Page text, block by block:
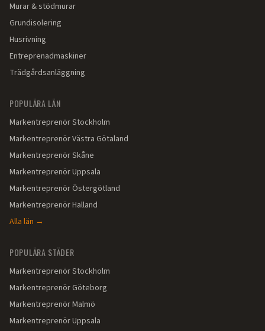
Murar & stödmurar
Grundisolering
Husrivning
Entreprenadmaskiner
Trädgårdsanläggning
POPULÄRA LÄN
MarkentreprenörStockholm
MarkentreprenörVästra Götaland
MarkentreprenörSkåne
MarkentreprenörUppsala
MarkentreprenörÖstergötland
MarkentreprenörHalland
Alla län →
POPULÄRA STÄDER
MarkentreprenörStockholm
MarkentreprenörGöteborg
MarkentreprenörMalmö
MarkentreprenörUppsala